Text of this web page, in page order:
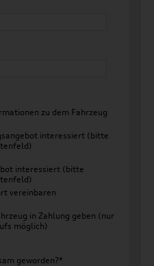
zu dem Fahrzeug
interessiert (bitte
interessiert (bitte
vereinbaren
in Zahlung geben (nur
möglich)
geworden?*